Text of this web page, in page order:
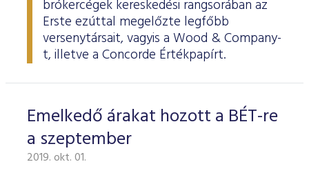
brókercégek kereskedési rangsorában az
Erste ezúttal megelőzte legfőbb
versenytársait, vagyis a Wood & Company-
t, illetve a Concorde Értékpapírt.
Emelkedő árakat hozott a BÉT-re
a szeptember
2019. okt. 01.